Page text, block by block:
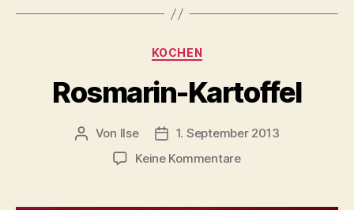
Kategorien
KOCHEN
Rosmarin-Kartoffel
Beitragsautor
Von Ilse Beitragsdatum
1. September 2013
Keine Kommentarezu